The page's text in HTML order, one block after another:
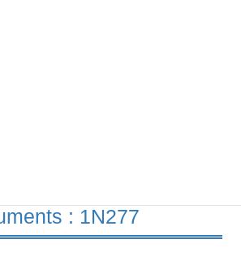
: 1N277